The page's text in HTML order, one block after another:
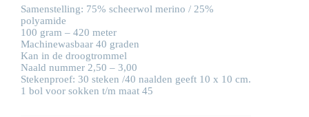
Samenstelling: 75% scheerwol merino / 25%
polyamide
100 gram – 420 meter
Machinewasbaar 40 graden
Kan in de droogtrommel
Naald nummer 2,50 – 3,00
Stekenproef: 30 steken /40 naalden geeft 10 x 10 cm.
1 bol voor sokken t/m maat 45